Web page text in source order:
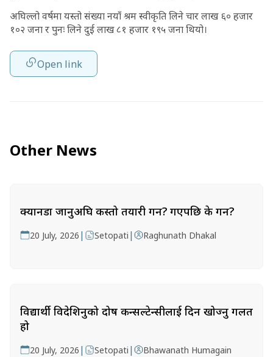
अघिल्लो वर्षमा यस्तो संख्या नयाँ श्रम स्वीकृति लिने चार लाख ६० हजार
१०२ जना र पुनः लिने दुई लाख ८१ हजार १९५ जना थियो।
Open link
Other News
क्यानडा जानुअघि कस्तो तयारी गर्ने? गएपछि के गर्ने?
20 July, 2026 | Setopati | Raghunath Dhakal
विद्यार्थी विदेशिनुको दोष कन्सल्टेन्सीलाई दिन खोज्नु गलत
हो
20 July, 2026 | Setopati | Bhawanath Humagain